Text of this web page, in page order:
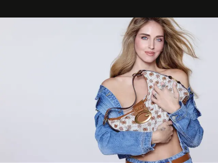
unsurlarından biri olarak öne çıkıyor.